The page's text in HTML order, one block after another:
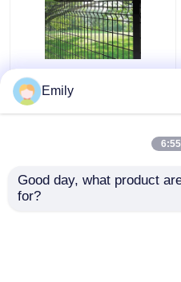
50×100mm 3D
Veiligheidsomheining
Emily
Good day, what product
for?